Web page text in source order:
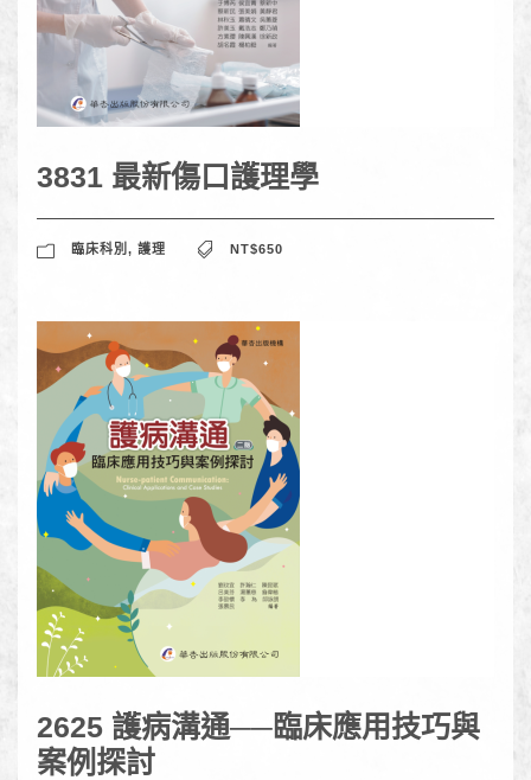
3831 最新傷口護理學
臨床科別 , 護理 NT$650
2625 護病溝通──臨床應用技巧與
案例探討